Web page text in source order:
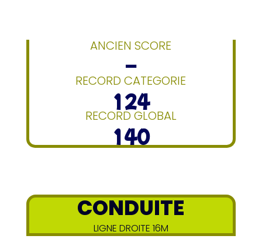
ANCIEN SCORE
–
RECORD CATEGORIE
124
RECORD GLOBAL
140
CONDUITE
LIGNE DROITE 16M